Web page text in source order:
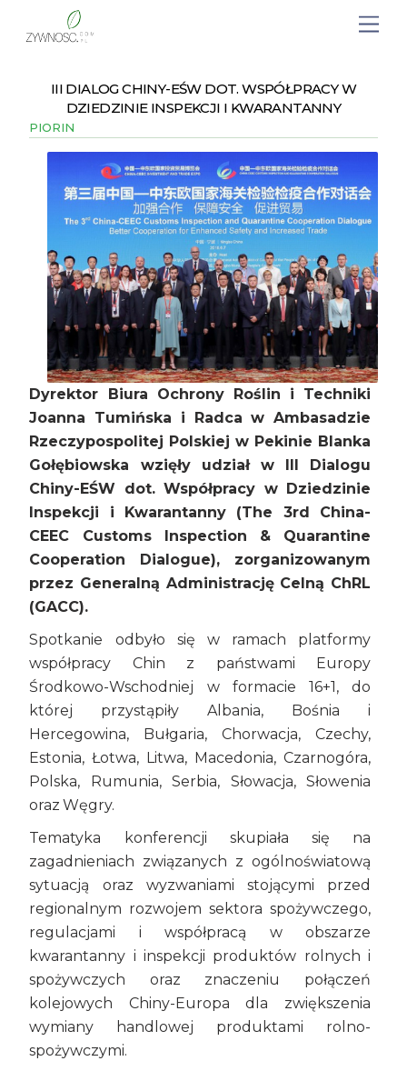
III DIALOG CHINY-EŚW DOT. WSPÓŁPRACY W
DZIEDZINIE INSPEKCJI I KWARANTANNY
PIORIN
Dyrektor Biura Ochrony Roślin i Techniki
Joanna Tumińska i Radca w Ambasadzie
Rzeczypospolitej Polskiej w Pekinie Blanka
Gołębiowska wzięły udział w III Dialogu
Chiny-EŚW dot. Współpracy w Dziedzinie
Inspekcji i Kwarantanny (The 3rd China-
CEEC Customs Inspection & Quarantine
Cooperation Dialogue), zorganizowanym
przez Generalną Administrację Celną ChRL
(GACC).
Spotkanie odbyło się w ramach platformy
współpracy Chin z państwami Europy
Środkowo-Wschodniej w formacie 16+1, do
której przystąpiły Albania, Bośnia i
Hercegowina, Bułgaria, Chorwacja, Czechy,
Estonia, Łotwa, Litwa, Macedonia, Czarnogóra,
Polska, Rumunia, Serbia, Słowacja, Słowenia
oraz Węgry.
Tematyka konferencji skupiała się na
zagadnieniach związanych z ogólnoświatową
sytuacją oraz wyzwaniami stojącymi przed
regionalnym rozwojem sektora spożywczego,
regulacjami i współpracą w obszarze
kwarantanny i inspekcji produktów rolnych i
spożywczych oraz znaczeniu połączeń
kolejowych Chiny-Europa dla zwiększenia
wymiany handlowej produktami rolno-
spożywczymi.